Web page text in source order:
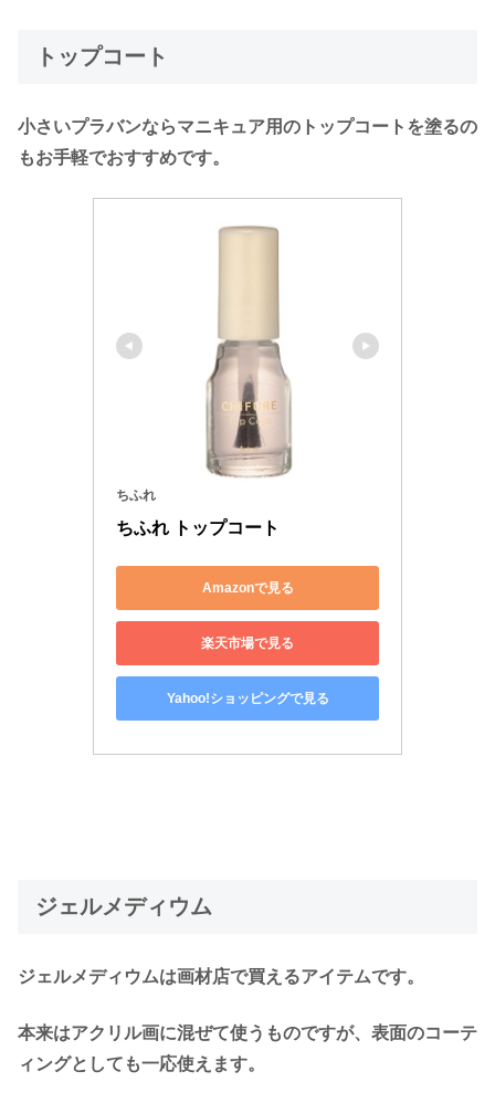
トップコート
小さいプラバンならマニキュア用のトップコートを塗るの
もお手軽でおすすめです。
ちふれ
ちふれ トップコート
Amazonで見る
楽天市場で見る
Yahoo!ショッピングで見る
ジェルメディウム
ジェルメディウムは画材店で買えるアイテムです。
本来はアクリル画に混ぜて使うものですが、表面のコーテ
ィングとしても一応使えます。